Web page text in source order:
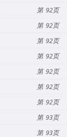
92
92
92
92
92
92
92
93
93